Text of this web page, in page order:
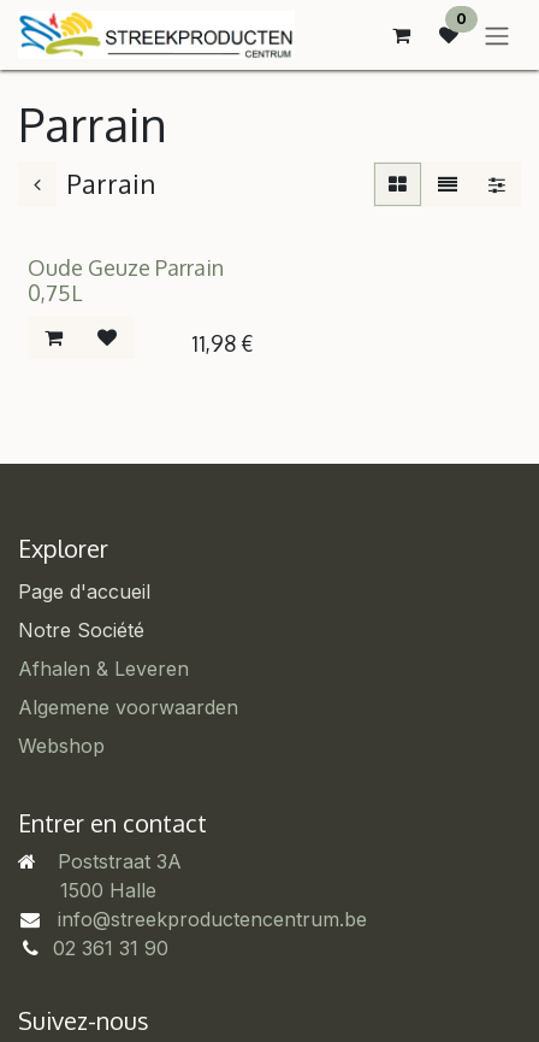
SE RENDRE AU CONTENU
0
Parrain
Parrain
Oude Geuze Parrain
0,75L
11,98 €
Explorer
Page d'accueil
Notre Société
Afhalen & Leveren
Algemene voorwaarden
Webshop
Entrer en contact
Poststraat 3A
​1500 Halle
info@streekproductencentrum.be
02 361 31 90
Suivez-nous